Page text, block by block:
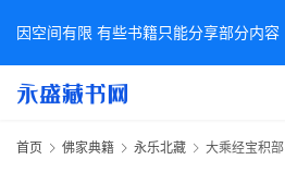
首页 佛家典籍 永乐北藏 大乘经宝积部
因空间有限 有些书籍只能分享部分内容